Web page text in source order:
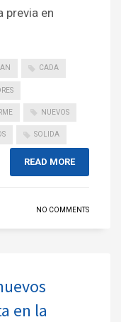
previa en
CADA
NUEVOS
SOLIDA
READ MORE
NO COMMENTS
en la